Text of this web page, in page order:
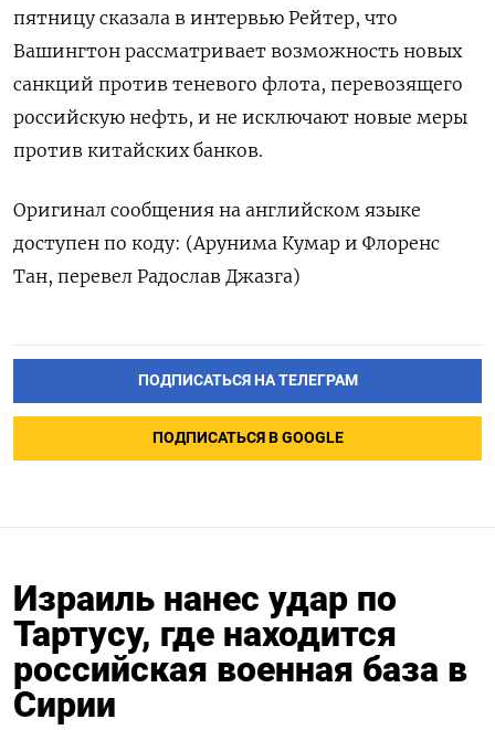
пятницу сказала в интервью Рейтер, что
Вашингтон рассматривает возможность новых
санкций против теневого флота, перевозящего
российскую нефть, и не исключают новые меры
против китайских банков.
Оригинал сообщения на английском языке
доступен по коду: (Арунима Кумар и Флоренс
Тан, перевел Радослав Джазга)
ПОДПИСАТЬСЯ НА ТЕЛЕГРАМ
ПОДПИСАТЬСЯ В GOOGLE
Израиль нанес удар по
Тартусу, где находится
российская военная база в
Сирии